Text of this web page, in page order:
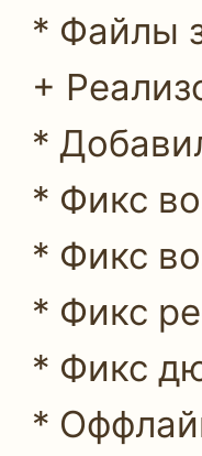
* Файлы
+
*
* Фикс
* Фикс
* Фикс
* Фикс
*